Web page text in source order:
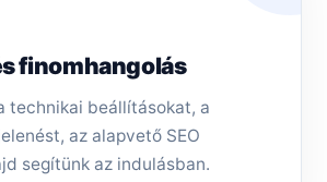
finomhangolás
technikai beállításokat, a
az alapvető SEO
segítünk az indulásban.